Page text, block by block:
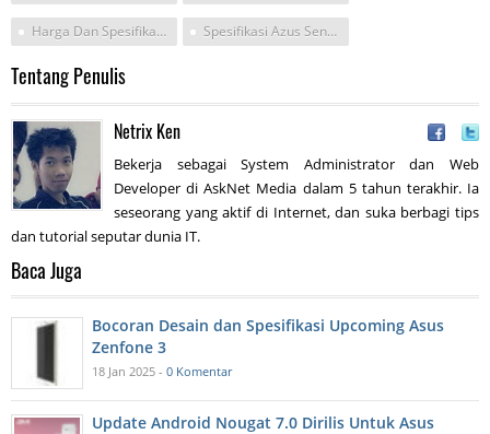
Harga Dan Spesifikasi Hp Azus Spesifikasi Azus Senfone 2
Tentang Penulis
Netrix Ken
Bekerja sebagai System Administrator dan Web
Developer di AskNet Media dalam 5 tahun terakhir. Ia
seseorang yang aktif di Internet, dan suka berbagi tips
dan tutorial seputar dunia IT.
Baca Juga
Bocoran Desain dan Spesifikasi Upcoming Asus
Zenfone 3
18 Jan 2025 - 0 Komentar
Update Android Nougat 7.0 Dirilis Untuk Asus